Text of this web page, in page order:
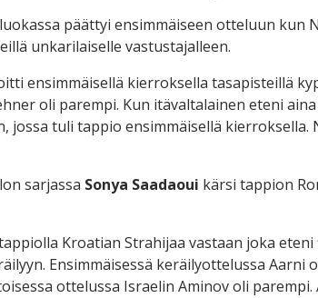
päättyi ensimmäiseen otteluun kun
unkarilaiselle vastustajalleen.
ensimmäisellä kierroksella tasapisteillä
oli parempi. Kun itävaltalainen eteni
jossa tuli tappio ensimmäisellä kierroksella.
sarjassa Sonya Saadaoui kärsi tappion
Kroatian Strahijaa vastaan joka
Ensimmäisessä keräilyottelussa Aarni
ottelussa Israelin Aminov oli